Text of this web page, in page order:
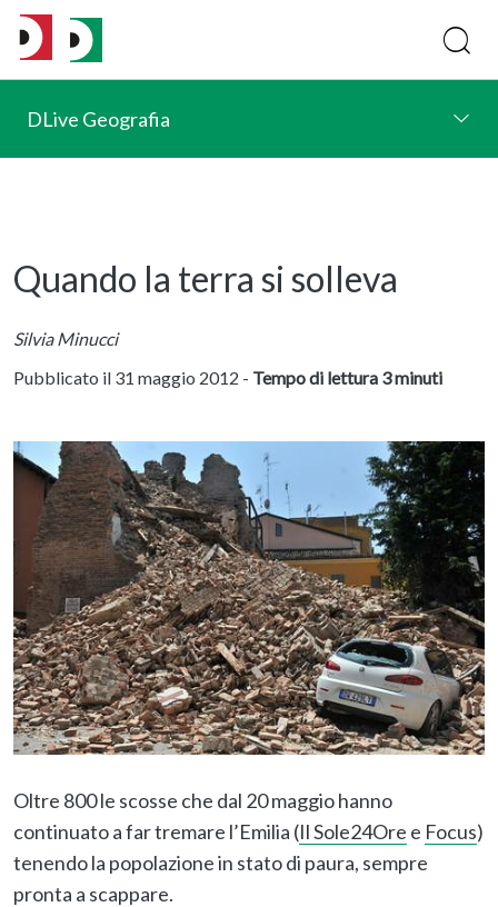
DLive Geografia
Quando la terra si solleva
Silvia Minucci
Pubblicato il 31 maggio 2012 - Tempo di lettura 3 minuti
Oltre 800 le scosse che dal 20 maggio hanno
continuato a far tremare l’Emilia (Il Sole24Ore e Focus)
tenendo la popolazione in stato di paura, sempre
pronta a scappare.